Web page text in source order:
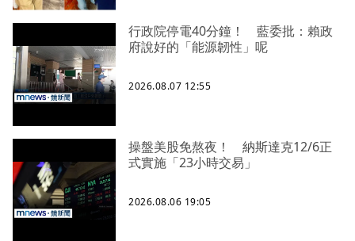
行政院停電40分鐘！ 藍委批：賴政
府說好的「能源韌性」呢
2026.08.07 12:55
操盤美股免熬夜！ 納斯達克12/6正
式實施「23小時交易」
2026.08.06 19:05